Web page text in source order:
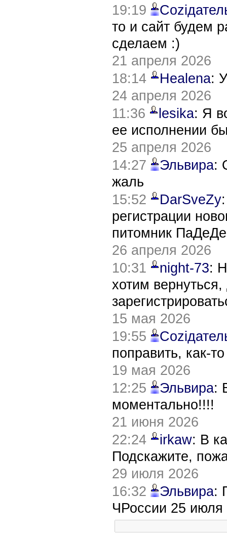
19:19
то и сайт будем
сделаем :)
21 апреля 2026
18:14
Healena:
24 апреля 2026
11:36
lesika: Я
ее исполнении
25 апреля 2026
14:27
Эльвира:
жаль
15:52
DarSveZy
регистрации
питомник
26 апреля 2026
10:31
night-73:
хотим
15 мая 2026
19:55
поправить, как-
19 мая 2026
12:25
Эльвира:
моментально!!!!
21 июня 2026
22:24
irkaw: В
Подскажите,
29 июля 2026
16:32
Эльвира:
ЧРоссии 25 июля